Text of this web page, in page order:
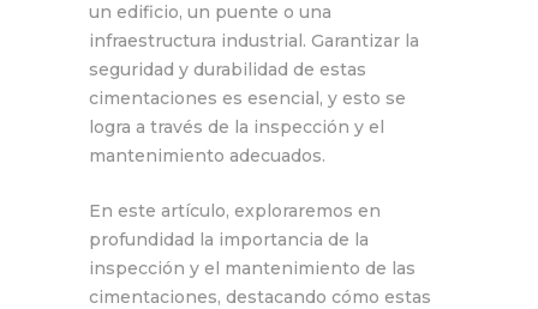
un edificio, un puente o una
infraestructura industrial. Garantizar la
seguridad y durabilidad de estas
cimentaciones es esencial, y esto se
logra a través de la inspección y el
mantenimiento adecuados.
En este artículo, exploraremos en
profundidad la importancia de la
inspección y el mantenimiento de las
cimentaciones, destacando cómo estas